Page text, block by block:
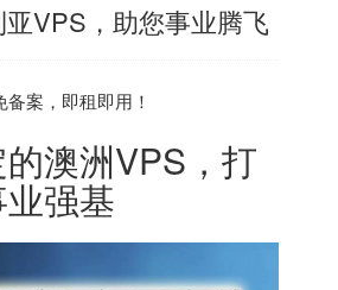
VPS，助您事业腾飞
备案，即租即用！
澳洲VPS，打
强基